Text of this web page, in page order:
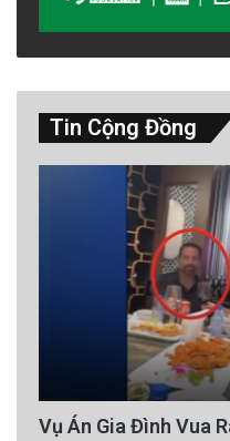
Tin Cộng Đồng
Vụ Án Gia Đình Vua